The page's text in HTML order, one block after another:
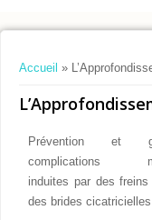
Vous êtes ici
Accueil »
Prévention et
complications
induites par des
des brides cicatricielles